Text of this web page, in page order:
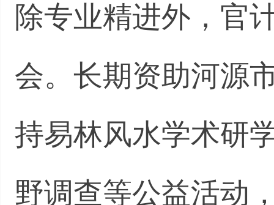
除专业精进外，官
会。长期资助河源
持易林风水学术研
野调查等公益活动